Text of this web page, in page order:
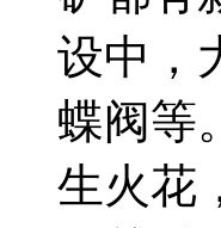
设中，
蝶阀等
生火花